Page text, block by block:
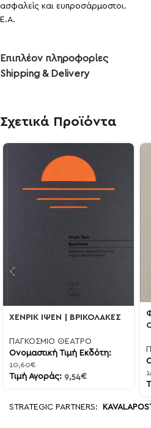
ασφαλείς και ευπροσάρμοστοι.
Ε.Α.
Επιπλέον πληροφορίες
Shipping & Delivery
Σχετικά Προϊόντα
ΧΕΝΡΙΚ ΙΨΕΝ | ΒΡΙΚΟΛΑΚΕΣ
ΠΑΓΚΟΣΜΙΟ ΘΕΑΤΡΟ
Ονομαστική Τιμή Εκδότη:
10,60€
Τιμή Αγοράς: 9,54€
STRATEGIC PARTNERS: